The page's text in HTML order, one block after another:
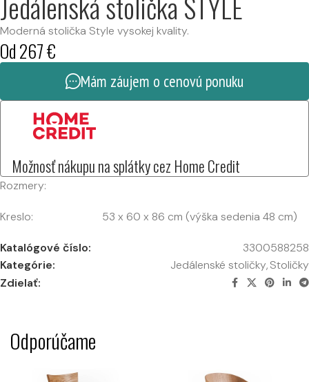
Moderná stolička Style vysokej kvality.
Od267€
Mám záujem o cenovú ponuku
Možnosť nákupu na splátky cez Home Credit
Rozmery:
Kreslo: 53 x 60 x 86 cm (výška sedenia 48 cm)
Katalógové číslo:
3300588258
Kategórie:
Jedálenské stoličky,Stoličky
Zdielať:
Odporúčame